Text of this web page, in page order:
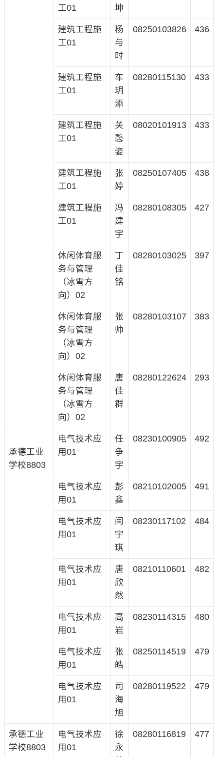
工01
坤
建筑工程施
工01
杨
与
时
08250103826 436
建筑工程施
工01
车
玥
添
08280115130 433
建筑工程施
工01
关
馨
姿
08020101913 433
建筑工程施
工01
张
婷
08250107405 438
建筑工程施
工01
冯
建
宇
08280108305 427
休闲体育服
务与管理
（冰雪方
向）02
丁
佳
铭
08280103025 397
休闲体育服
务与管理
（冰雪方
向）02
张
帅
08280103107 383
休闲体育服
务与管理
（冰雪方
向）02
唐
佳
群
08280122624 293
承德工业
学校8803
电气技术应
用01
任
争
宇
08230100905 492
电气技术应
用01
彭
鑫
08210102005 491
电气技术应
用01
闫
宇
琪
08230117102 484
电气技术应
用01
唐
欣
然
08210110601 482
电气技术应
用01
高
岩
08230114315 480
电气技术应
用01
张
皓
08250114519 479
电气技术应
用01
司
海
旭
08280119522 479
承德工业
学校8803
电气技术应
用01
徐
永
08280116819 477